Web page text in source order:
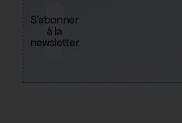
S'abonner
à la
newsletter